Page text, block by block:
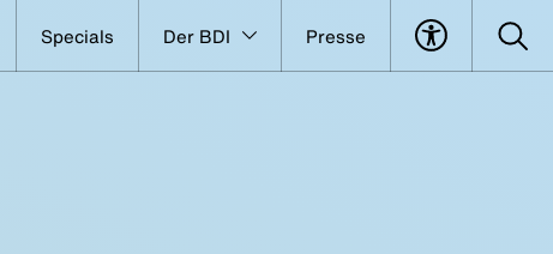
Specials Der BDI Presse